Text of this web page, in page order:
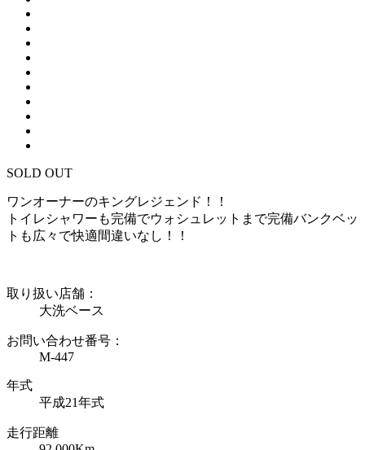
SOLD OUT
ワンオーナーのキングレジェンド！！
トイレシャワーも完備でウォシュレットまで完備バンクベッ
トも広々で快適間違いなし！！
取り扱い店舗：
大洗ベース
お問い合わせ番号：
M-447
年式
平成21年式
走行距離